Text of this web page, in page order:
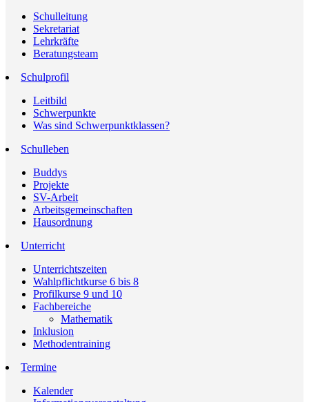
Schulleitung
Sekretariat
Lehrkräfte
Beratungsteam
Schulprofil
Leitbild
Schwerpunkte
Was sind Schwerpunktklassen?
Schulleben
Buddys
Projekte
SV-Arbeit
Arbeitsgemeinschaften
Hausordnung
Unterricht
Unterrichtszeiten
Wahlpflichtkurse 6 bis 8
Profilkurse 9 und 10
Fachbereiche
Mathematik
Inklusion
Methodentraining
Termine
Kalender